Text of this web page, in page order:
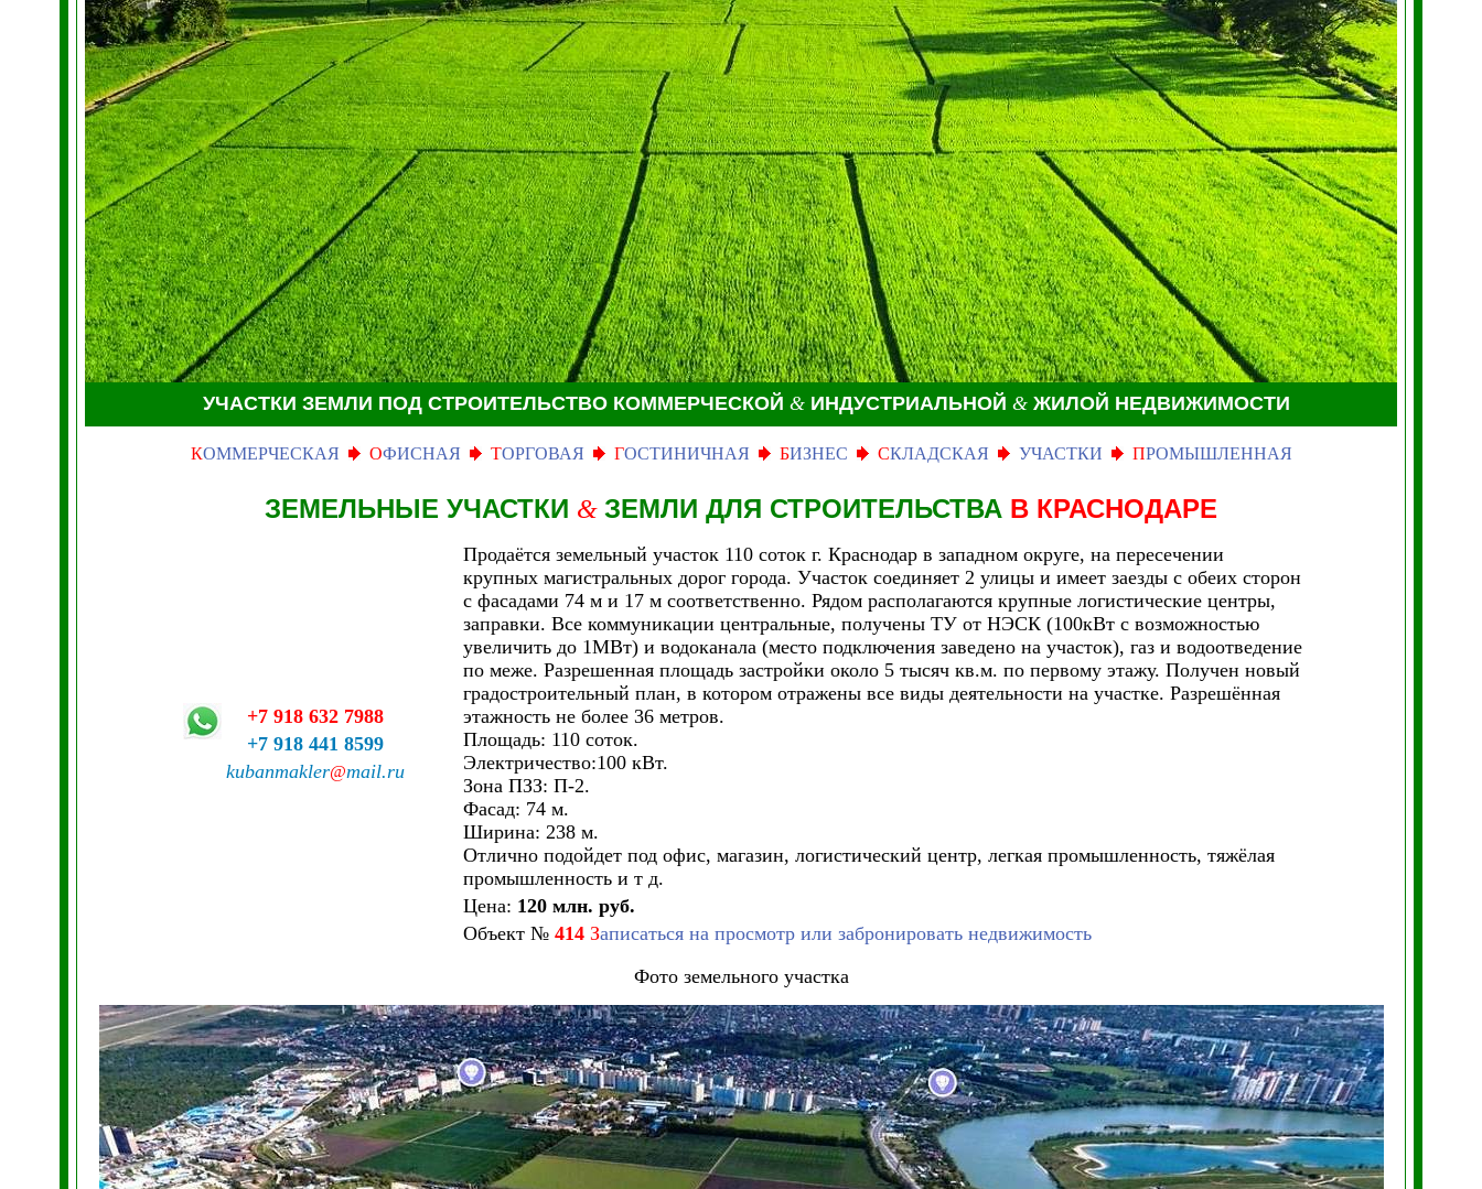
УЧАСТКИ ЗЕМЛИ ПОД СТРОИТЕЛЬСТВО КОММЕРЧЕСКОЙ & ИНДУСТРИАЛЬНОЙ & ЖИЛОЙ НЕДВИЖИМОСТИ
КОММЕРЧЕСКАЯ ОФИСНАЯ ТОРГОВАЯ ГОСТИНИЧНАЯ БИЗНЕС СКЛАДСКАЯ УЧАСТКИ ПРОМЫШЛЕННАЯ
ЗЕМЕЛЬНЫЕ УЧАСТКИ & ЗЕМЛИ ДЛЯ СТРОИТЕЛЬСТВА В КРАСНОДАРЕ
+7 918 632 7988
+7 918 441 8599
kubanmakler@mail.ru
Продаётся земельный участок 110 соток г. Краснодар в западном округе, на пересечении
крупных магистральных дорог города. Участок соединяет 2 улицы и имеет заезды с обеих сторон
с фасадами 74 м и 17 м соответственно. Рядом располагаются крупные логистические центры,
заправки. Все коммуникации центральные, получены ТУ от НЭСК (100кВт с возможностью
увеличить до 1МВт) и водоканала (место подключения заведено на участок), газ и водоотведение
по меже. Разрешенная площадь застройки около 5 тысяч кв.м. по первому этажу. Получен новый
градостроительный план, в котором отражены все виды деятельности на участке. Разрешённая
этажность не более 36 метров.
Площадь: 110 соток.
Электричество:100 кВт.
Зона ПЗЗ: П-2.
Фасад: 74 м.
Ширина: 238 м.
Отлично подойдет под офис, магазин, логистический центр, легкая промышленность, тяжёлая
промышленность и т д.
Цена: 120 млн. руб.
Объект № 414 Записаться на просмотр или забронировать недвижимость
Фото земельного участка